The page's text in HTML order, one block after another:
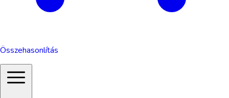
Összehasonlítás